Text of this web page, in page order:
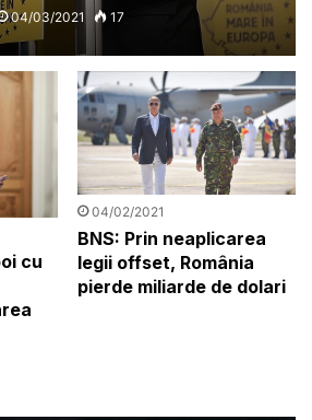
unde avem
românești
04/03/2021 17
cu
04/02/2021
BNS: Prin neaplicarea
legii offset, România
pierde miliarde de dolari